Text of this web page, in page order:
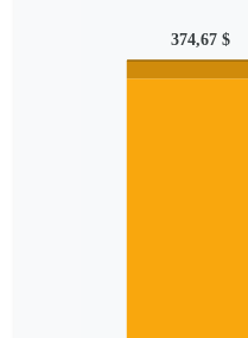
374,67 $